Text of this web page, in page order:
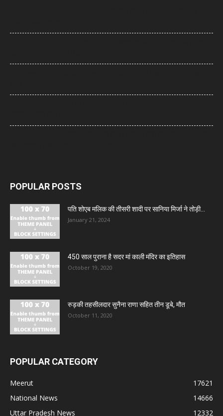
POPULAR POSTS
पति शोएब मलिक की तीसरी शादी पर सानिया मिर्जा ने तोड़ी...
January 21, 2024
450 साल पुराना है सदर मां काली मंदिर का इतिहास
October 19, 2020
रुड़की तहसीलदार सुनैना राणा सहित तीन डूबे, मौत
October 11, 2020
POPULAR CATEGORY
Meerut
17621
National News
14666
Uttar Pradesh News
12332